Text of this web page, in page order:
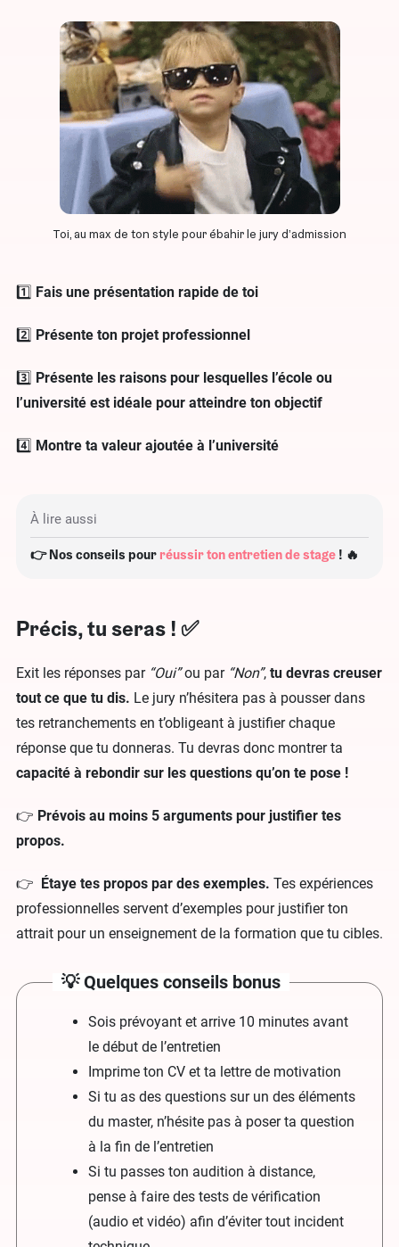
Toi, au max de ton style pour ébahir le jury d’admission
1️⃣ Fais une présentation rapide de toi
2️⃣ Présente ton projet professionnel
3️⃣ Présente les raisons pour lesquelles l’école ou
l’université est idéale pour atteindre ton objectif
4️⃣ Montre ta valeur ajoutée à l’université
À lire aussi
👉 Nos conseils pour réussir ton entretien de stage ! 🔥
Précis, tu seras ! ✅
Exit les réponses par “Oui”ou par “Non”, tu devras creuser
tout ce que tu dis. Le jury n’hésitera pas à pousser dans
tes retranchements en t’obligeant à justifier chaque
réponse que tu donneras. Tu devras donc montrer ta
capacité à rebondir sur les questions qu’on te pose !
👉 Prévois au moins 5 arguments pour justifier tes
propos.
👉 Étaye tes propos par des exemples. Tes expériences
professionnelles servent d’exemples pour justifier ton
attrait pour un enseignement de la formation que tu cibles.
💡 Quelques conseils bonus
Sois prévoyant et arrive 10 minutes avant
le début de l’entretien
Imprime ton CV et ta lettre de motivation
Si tu as des questions sur un des éléments
du master, n’hésite pas à poser ta question
à la fin de l’entretien
Si tu passes ton audition à distance,
pense à faire des tests de vérification
(audio et vidéo) afin d’éviter tout incident